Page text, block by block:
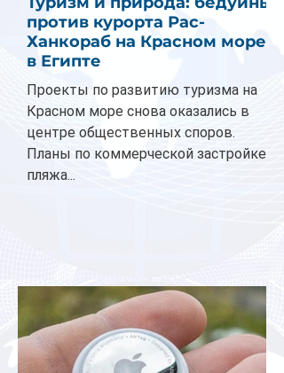
против курорта Рас-
Ханкораб на Красном море
в Египте
Проекты по развитию туризма на
Красном море снова оказались в
центре общественных споров.
Планы по коммерческой застройке
пляжа...